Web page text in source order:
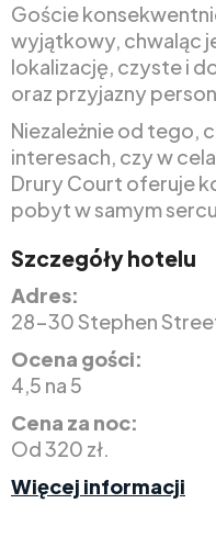
Goście
wyjątkowy, chwaląc
lokalizację, czyste i
oraz przyjazny
Niezależnie od tego,
interesach, czy w
Drury Court oferuje
pobyt w samym
Szczegóły hotelu
Adres:
28-30 Stephen
Ocena gości:
4,5 na 5
Cena za noc:
Od 320 zł.
Więcej informacji